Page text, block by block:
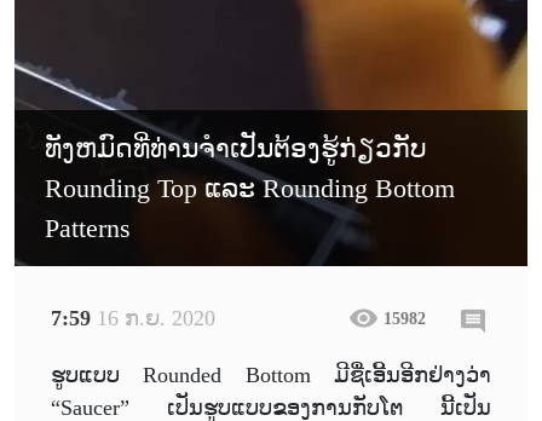
ທັງຫມົດທີ່ທ່ານຈໍາເປັນຕ້ອງຮູ້ກ່ຽວກັບ
Rounding Top ແລະ Rounding Bottom
Patterns
7:59 16 ກ.ຍ. 2020 15982
ຮູບແບບ Rounded Bottom ມີຊື່ເອີ້ນອີກຢ່າງວ່າ
“Saucer” ເປັນຮູບແບບຂອງການກັບໂຕ ນີ້ເປັນ